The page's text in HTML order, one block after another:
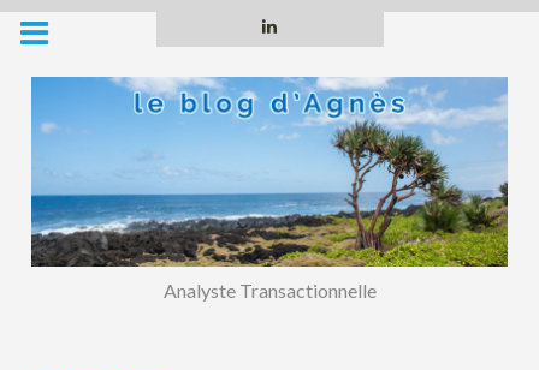
Skip
content
Analyste Transactionnelle